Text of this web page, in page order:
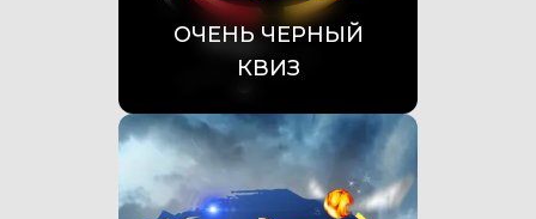
ОЧЕНЬ ЧЕРНЫЙ
КВИЗ